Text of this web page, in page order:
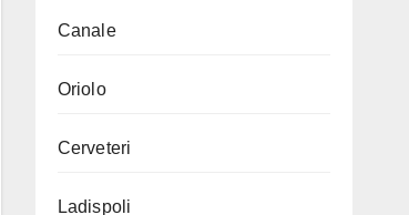
Canale
Oriolo
Cerveteri
Ladispoli